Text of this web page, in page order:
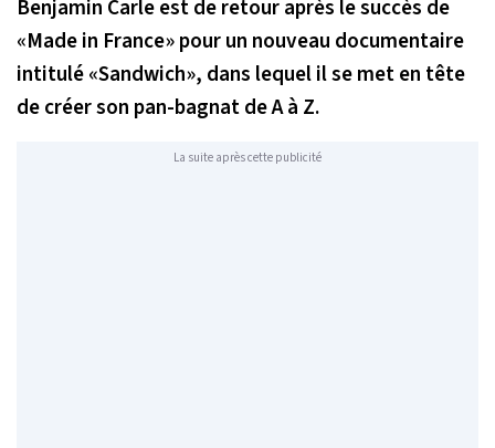
Benjamin Carle est de retour après le succès de
«Made in France» pour un nouveau documentaire
intitulé «Sandwich», dans lequel il se met en tête
de créer son pan-bagnat de A à Z.
La suite après cette publicité